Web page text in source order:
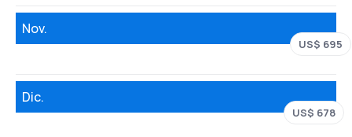
Nov.
US$ 695
Dic.
US$ 678